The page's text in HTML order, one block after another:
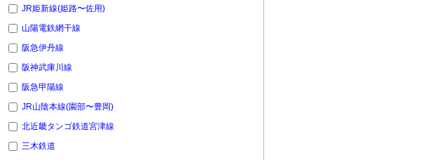
JR姫新線(姫路〜佐用)
山陽電鉄網干線
阪急伊丹線
阪神武庫川線
阪急甲陽線
JR山陰本線(園部〜豊岡)
北近畿タンゴ鉄道宮津線
三木鉄道